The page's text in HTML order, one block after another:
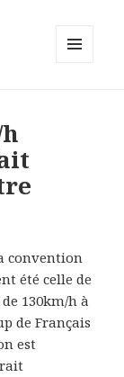
convention
été celle de
130km/h à
de Français
est